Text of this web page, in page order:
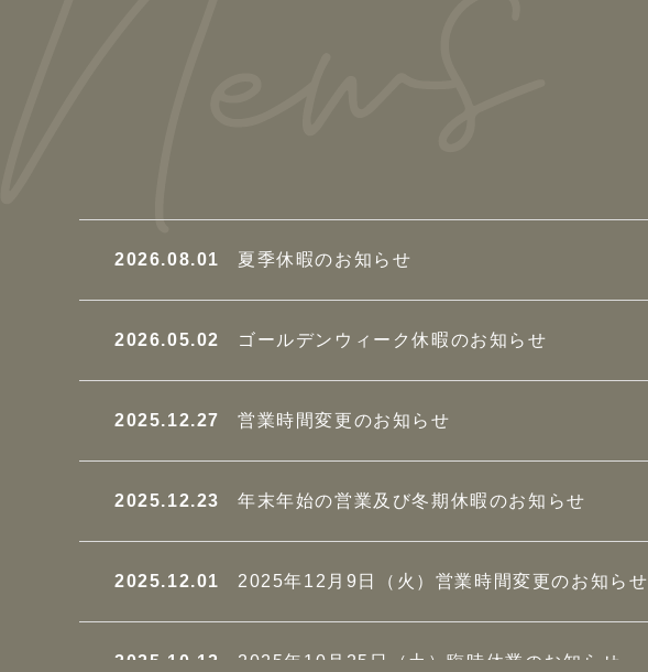
2026.08.01 夏季休暇のお知らせ
2026.05.02 ゴールデンウィーク休暇のお知らせ
2025.12.27 営業時間変更のお知らせ
2025.12.23 年末年始の営業及び冬期休暇のお知らせ
2025.12.01 2025年12月9日（火）営業時間変更のお知らせ
2025.10.12 2025年10月25日（土）臨時休業のお知らせ